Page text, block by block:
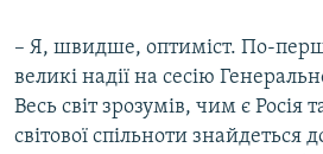
– Я, швидше, оптиміст. По-
великі надії на сесію
Весь світ зрозумів, чим є Росія
світової спільноти знайдеться